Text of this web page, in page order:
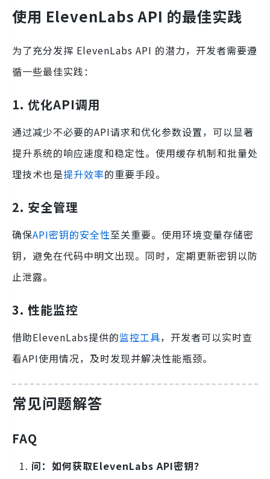
使用 ElevenLabs API 的最佳实践
为了充分发挥 ElevenLabs API 的潜力，开发者需要遵
循一些最佳实践：
1. 优化API调用
通过减少不必要的API请求和优化参数设置，可以显著
提升系统的响应速度和稳定性。使用缓存机制和批量处
理技术也是提升效率的重要手段。
2. 安全管理
确保API密钥的安全性至关重要。使用环境变量存储密
钥，避免在代码中明文出现。同时，定期更新密钥以防
止泄露。
3. 性能监控
借助ElevenLabs提供的监控工具，开发者可以实时查
看API使用情况，及时发现并解决性能瓶颈。
常见问题解答
FAQ
问：如何获取ElevenLabs API密钥？